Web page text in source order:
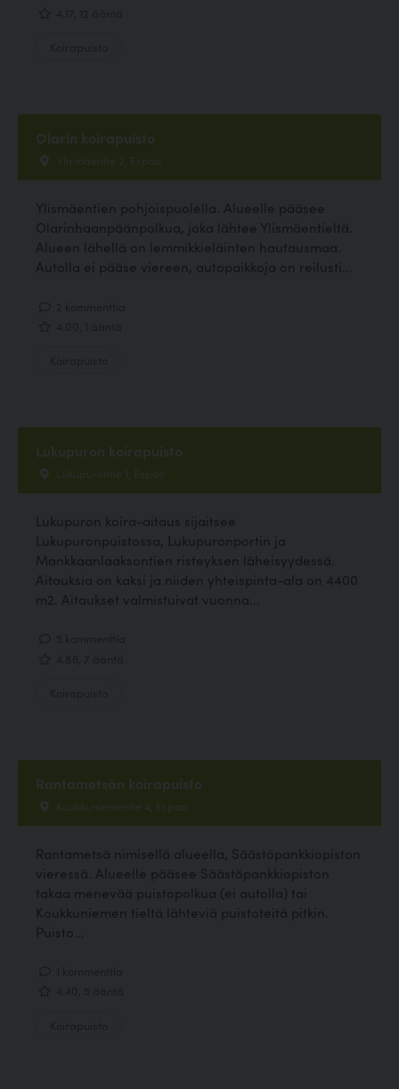
Olarin koirapuisto
Ylismäentie 2, Espoo
Ylismäentien pohjoispuolella. Alueelle pääsee
Olarinhaanpäänpolkua, joka lähtee Ylismäentieltä.
Alueen lähellä on lemmikkieläinten hautausmaa.
Autolla ei pääse viereen, autopaikkoja on reilusti...
Lukupuron koirapuisto
Lukupurontie 1, Espoo
Lukupuron koira-aitaus sijaitsee
Lukupuronpuistossa, Lukupuronportin ja
Mankkaanlaaksontien risteyksen läheisyydessä.
Aitauksia on kaksi ja niiden yhteispinta-ala on 4400
m2. Aitaukset valmistuivat vuonna...
Rantametsän koirapuisto
Koukkuniementie 4, Espoo
Rantametsä nimisellä alueella, Säästöpankkiopiston
vieressä. Alueelle pääsee Säästöpankkiopiston
takaa menevää puistopolkua (ei autolla) tai
Koukkuniemen tieltä lähteviä puistoteitä pitkin.
Puisto...